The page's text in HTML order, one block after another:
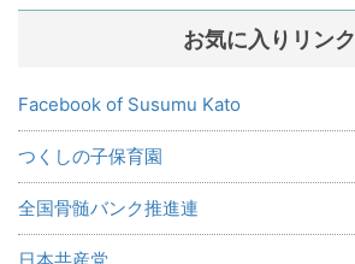
記
別)
お気に入りリンク
Facebook of Susumu Kato
つくしの子保育園
全国骨髄バンク推進連